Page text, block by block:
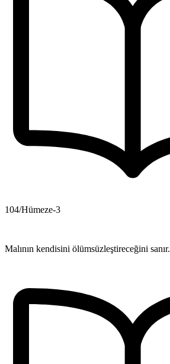
104/Hümeze-3
Malının kendisini ölümsüzleştireceğini sanır.